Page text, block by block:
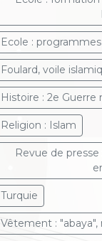
Ecole : programmes
Foulard, voile
Histoire : 2e Guerre
Religion : Islam
Revue de
Turquie
Vêtement :